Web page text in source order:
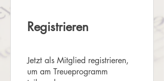
Registrieren
Jetzt als Mitglied registrieren,
um am Treueprogramm